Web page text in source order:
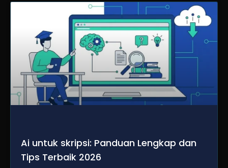
Ai untuk skripsi: Panduan Lengkap dan
Tips Terbaik 2026